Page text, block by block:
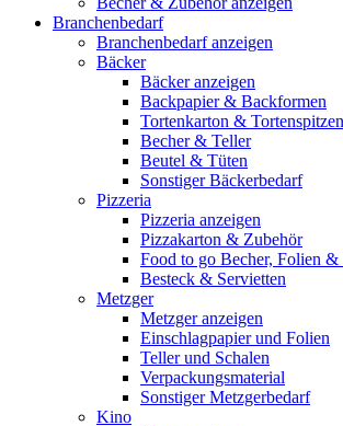
Branchenbedarf
Branchenbedarf anzeigen
Bäcker
Bäcker anzeigen
Backpapier & Backformen
Tortenkarton &
Becher & Teller
Beutel & Tüten
Sonstiger Bäckerbedarf
Pizzeria
Pizzeria anzeigen
Pizzakarton & Zubehör
Food to go Becher, Folien &
Besteck & Servietten
Metzger
Metzger anzeigen
Einschlagpapier und Folien
Teller und Schalen
Verpackungsmaterial
Sonstiger Metzgerbedarf
Kino